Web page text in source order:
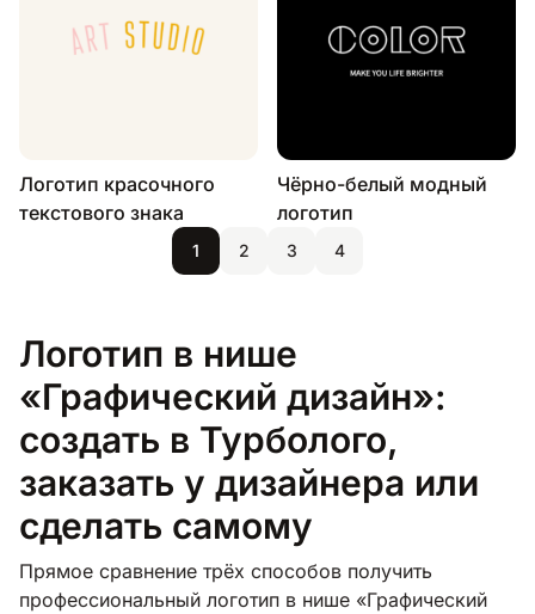
Логотип красочного
текстового знака
Чёрно-белый модный
логотип
1 2 3 4
Логотип в нише
«Графический дизайн»:
создать в Турболого,
заказать у дизайнера или
сделать самому
Прямое сравнение трёх способов получить
профессиональный логотип в нише «Графический